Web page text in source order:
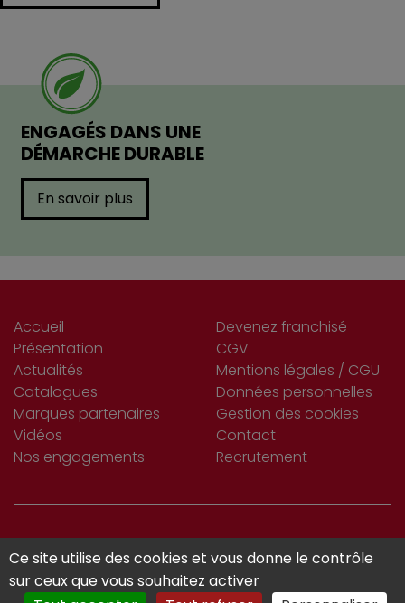
ENGAGÉS DANS UNE
DÉMARCHE DURABLE
En savoir plus
Accueil
Présentation
Actualités
Catalogues
Marques partenaires
Vidéos
Nos engagements
Devenez franchisé
CGV
Mentions légales / CGU
Données personnelles
Gestion des cookies
Contact
Recrutement
S’INSCRIRE
À LA NEWSLETTER
Je m'abonne
Ce site utilise des cookies et vous donne le contrôle
sur ceux que vous souhaitez activer